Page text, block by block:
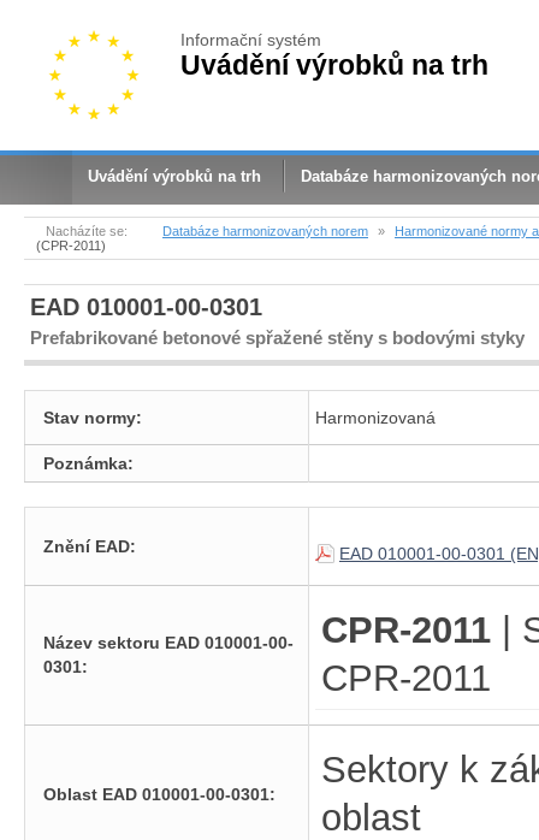
Informační systém
Uvádění výrobků na trh
Uvádění výrobků na trh Databáze harmonizovaných
Nacházíte se: Databáze harmonizovaných norem »
Harmonizované normy
(CPR-2011)
EAD 010001-00-0301
Prefabrikované betonové spřažené stěny s bodovými styky
Stav normy: Harmonizovaná
Poznámka:
Znění EAD: EAD 010001-00-0301
Název sektoru EAD 010001-00-
0301:
CPR-2011 |
CPR-2011
Oblast EAD 010001-00-0301:
Sektory k
oblast